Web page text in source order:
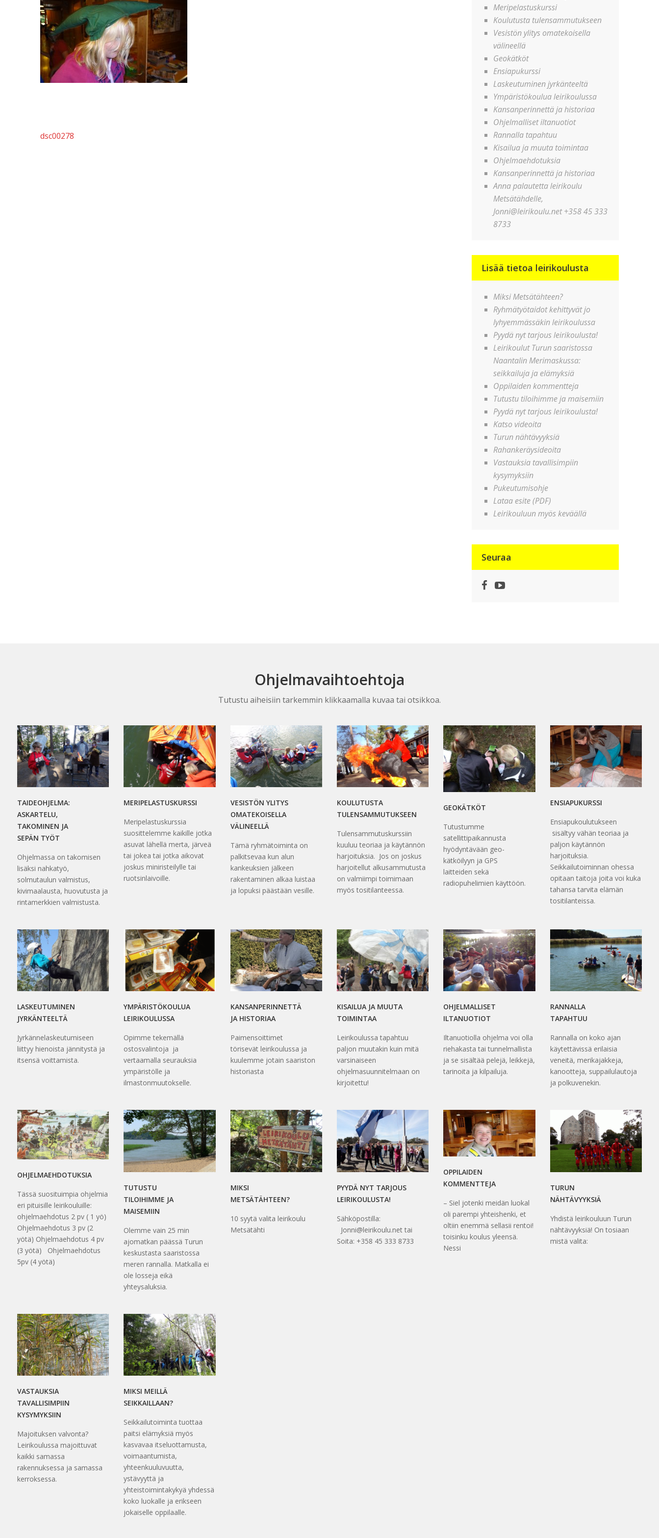
Artikkelien
dsc00278
Meripelastuskurssi
Koulutusta tulensammutukseen
Vesistön ylitys omatekoisella
välineellä
Geokätköt
Ensiapukurssi
Laskeutuminen jyrkänteeltä
Ympäristökoulua leirikoulussa
Kansanperinnettä ja historiaa
Ohjelmalliset iltanuotiot
Rannalla tapahtuu
Kisailua ja muuta toimintaa
Ohjelmaehdotuksia
Kansanperinnettä ja historiaa
Anna palautetta leirikoulu
Metsätähdelle,
Jonni@leirikoulu.net +358 45 333
8733
Lisää tietoa leirikoulusta
Miksi Metsätähteen?
Ryhmätyötaidot kehittyvät jo
lyhyemmässäkin leirikoulussa
Pyydä nyt tarjous leirikoulusta!
Leirikoulut Turun saaristossa
Naantalin Merimaskussa:
seikkailuja ja elämyksiä
Oppilaiden kommentteja
Tutustu tiloihimme ja maisemiin
Pyydä nyt tarjous leirikoulusta!
Katso videoita
Turun nähtävyyksiä
Rahankeräysideoita
Vastauksia tavallisimpiin
kysymyksiin
Pukeutumisohje
Lataa esite (PDF)
Leirikouluun myös keväällä
Seuraa
Facebook
YouTube
Ohjelmavaihtoehtoja
Tutustu aiheisiin tarkemmin klikkaamalla kuvaa tai otsikkoa.
TAIDEOHJELMA:
ASKARTELU,
TAKOMINEN JA
SEPÄN TYÖT
Ohjelmassa on takomisen
lisäksi nahkatyö,
solmutaulun valmistus,
kivimaalausta, huovutusta ja
rintamerkkien valmistusta.
MERIPELASTUSKURSSI
Meripelastuskurssia
suosittelemme kaikille jotka
asuvat lähellä merta, järveä
tai jokea tai jotka aikovat
joskus miniristeilylle tai
ruotsinlaivoille.
VESISTÖN YLITYS
OMATEKOISELLA
VÄLINEELLÄ
Tämä ryhmätoiminta on
palkitsevaa kun alun
kankeuksien jälkeen
rakentaminen alkaa luistaa
ja lopuksi päästään vesille.
KOULUTUSTA
TULENSAMMUTUKSEEN
Tulensammutuskurssiin
kuuluu teoriaa ja käytännön
harjoituksia. Jos on joskus
harjoitellut alkusammutusta
on valmiimpi toimimaan
myös tositilanteessa.
GEOKÄTKÖT
Tutustumme
satellittipaikannusta
hyödyntävään geo-
kätköilyyn ja GPS
laitteiden sekä
radiopuhelimien käyttöön.
ENSIAPUKURSSI
Ensiapukoulutukseen
sisältyy vähän teoriaa ja
paljon käytännön
harjoituksia.
Seikkailutoiminnan ohessa
opitaan taitoja joita voi kuka
tahansa tarvita elämän
tositilanteissa.
LASKEUTUMINEN
JYRKÄNTEELTÄ
Jyrkännelaskeutumiseen
liittyy hienoista jännitystä ja
itsensä voittamista.
YMPÄRISTÖKOULUA
LEIRIKOULUSSA
Opimme tekemällä
ostosvalintoja ja
vertaamalla seurauksia
ympäristölle ja
ilmastonmuutokselle.
KANSANPERINNETTÄ
JA HISTORIAA
Paimensoittimet
törisevät leirikoulussa ja
kuulemme jotain saariston
historiasta
KISAILUA JA MUUTA
TOIMINTAA
Leirikoulussa tapahtuu
paljon muutakin kuin mitä
varsinaiseen
ohjelmasuunnitelmaan on
kirjoitettu!
OHJELMALLISET
ILTANUOTIOT
Iltanuotiolla ohjelma voi olla
riehakasta tai tunnelmallista
ja se sisältää pelejä, leikkejä,
tarinoita ja kilpailuja.
RANNALLA
TAPAHTUU
Rannalla on koko ajan
käytettävissä erilaisia
veneitä, merikajakkeja,
kanootteja, suppailulautoja
ja polkuvenekin.
OHJELMAEHDOTUKSIA
Tässä suosituimpia ohjelmia
eri pituisille leirikouluille:
ohjelmaehdotus 2 pv ( 1 yö)
Ohjelmaehdotus 3 pv (2
yötä) Ohjelmaehdotus 4 pv
(3 yötä) Ohjelmaehdotus
5pv (4 yötä)
TUTUSTU
TILOIHIMME JA
MAISEMIIN
Olemme vain 25 min
ajomatkan päässä Turun
keskustasta saaristossa
meren rannalla. Matkalla ei
ole losseja eikä
yhteysaluksia.
MIKSI
METSÄTÄHTEEN?
10 syytä valita leirikoulu
Metsätähti
PYYDÄ NYT TARJOUS
LEIRIKOULUSTA!
Sähköpostilla:
Jonni@leirikoulu.net tai
Soita: +358 45 333 8733
OPPILAIDEN
KOMMENTTEJA
– Siel jotenki meidän luokal
oli parempi yhteishenki, et
oltiin enemmä sellasii rentoi!
toisinku koulus yleensä.
Nessi
TURUN
NÄHTÄVYYKSIÄ
Yhdistä leirikouluun Turun
nähtävyyksiä! On tosiaan
mistä valita:
VASTAUKSIA
TAVALLISIMPIIN
KYSYMYKSIIN
Majoituksen valvonta?
Leirikoulussa majoittuvat
kaikki samassa
rakennuksessa ja samassa
kerroksessa.
MIKSI MEILLÄ
SEIKKAILLAAN?
Seikkailutoiminta tuottaa
paitsi elämyksiä myös
kasvavaa itseluottamusta,
voimaantumista,
yhteenkuuluvuutta,
ystävyyttä ja
yhteistoimintakykyä yhdessä
koko luokalle ja erikseen
jokaiselle oppilaalle.